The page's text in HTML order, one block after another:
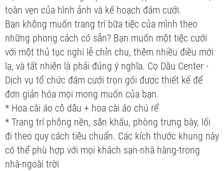
toàn vẹn của hình ảnh và kế hoạch đám cưới.
Bạn không muốn trang trí bữa tiệc của mình theo
những phong cách có sẵn? Bạn muốn một tiệc cưới
với một thủ tục nghi lễ chỉn chu, thêm nhiều điều mới
lạ, và tất nhiên là phải đúng ý nghĩa. Cọ Dầu Center -
Dịch vụ tổ chức đám cưới trọn gói được thiết kế để
đơn giản hóa mọi mong muốn của bạn.
* Hoa cài áo cô dâu + hoa cài áo chú rể
* Trang trí phông nền, sân khấu, phòng trưng bày, lối
đi theo quy cách tiêu chuẩn. Các kích thước khung này
có thể phù hợp với mọi khách sạn-nhà hàng-trong
nhà-ngoài trời